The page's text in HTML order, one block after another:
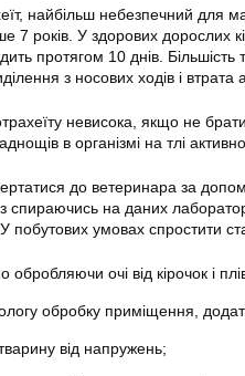
найбільш небезпечний для
7 років. У здорових дорослих
протягом 10 днів.
з носових ходів і втрата
невисока, якщо не
в організмі на тлі
до ветеринара за
спираючись на даних
У побутових умовах спростити
обробляючи очі від кірочок і
обробку приміщення,
від напружень;